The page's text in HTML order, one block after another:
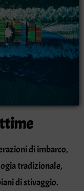
di imbarco,
tradizionale,
di stivaggio.